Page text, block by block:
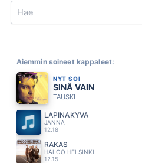
Search
Aiemmin soineet kappaleet:
NYT SOI
SINÄ VAIN
TAUSKI
LÄPINÄKYVÄ
JANNA
12.18
RAKAS
HALOO HELSINKI
12.15